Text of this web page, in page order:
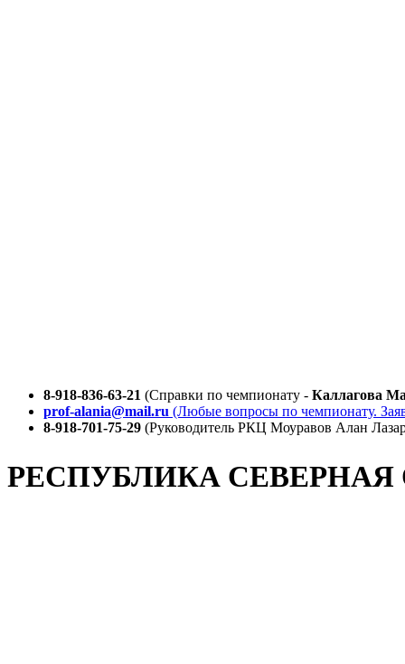
8-918-836-63-21 (Справки по чемпионату - Каллагова
prof-alania@mail.ru (Любые вопросы по чемпионату.
8-918-701-75-29 (Руководитель РКЦ Моуравов Алан
РЕСПУБЛИКА